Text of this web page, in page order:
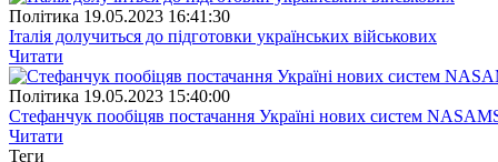
Полiтика 19.05.2023 16:41:30
Італія долучиться до підготовки українських військових
Читати
Полiтика 19.05.2023 15:40:00
Стефанчук пообіцяв постачання Україні нових систем
Читати
Теги